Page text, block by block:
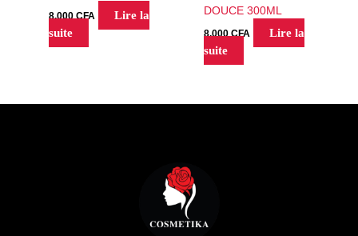
8,000CFA
Lire la
suite
DOUCE 300ML
8,000CFA
Lire la
suite